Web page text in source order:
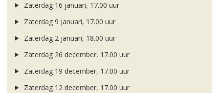
Zaterdag 16 januari, 17.00 uur
Zaterdag 9 januari, 17.00 uur
Zaterdag 2 januari, 18.00 uur
Zaterdag 26 december, 17.00 uur
Zaterdag 19 december, 17.00 uur
Zaterdag 12 december, 17.00 uur